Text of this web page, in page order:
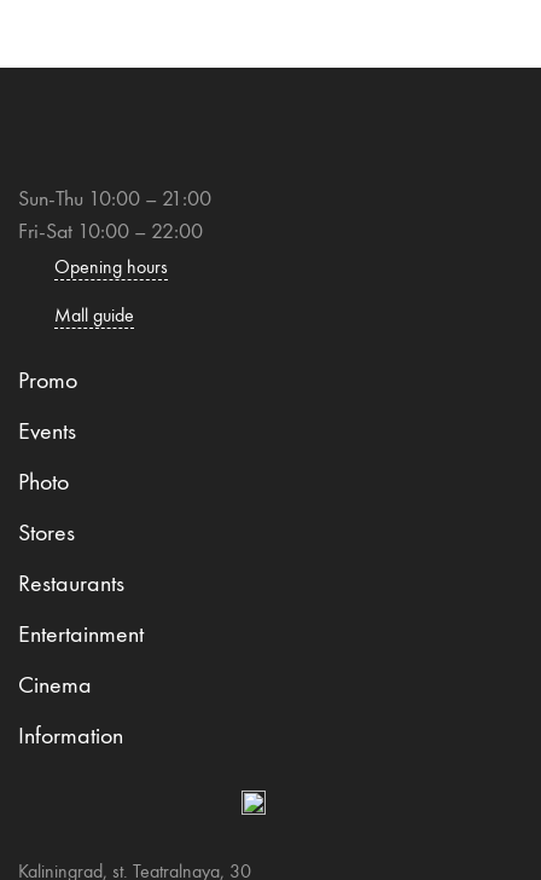
Sun-Thu 10:00 – 21:00
Fri-Sat 10:00 – 22:00
Opening hours
Mall guide
Promo
Events
Photo
Stores
Restaurants
Entertainment
Cinema
Information
Kaliningrad, st. Teatralnaya, 30